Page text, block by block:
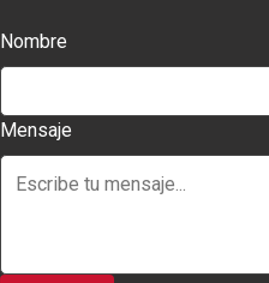
Nombre
Mensaje